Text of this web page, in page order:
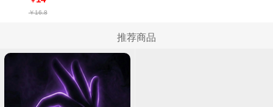
￥16.8
推荐商品